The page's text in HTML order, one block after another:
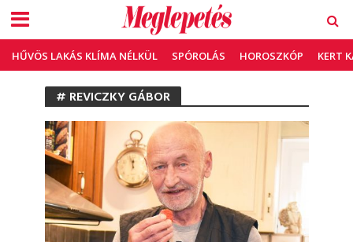
HŰVÖS LAKÁS KLÍMA NÉLKÜL SPÓROLÁS HOROSZKÓP KERT
# REVICZKY GÁBOR